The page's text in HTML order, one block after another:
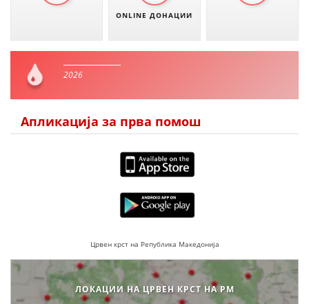
ONLINE ДОНАЦИИ
2026
Апликација за прва помош
Црвен крст на Република Македонија
ЛОКАЦИИ НА ЦРВЕН КРСТ НА РМ